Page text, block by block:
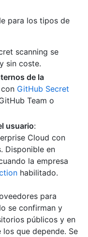
para los tipos de
scanning se
sin coste.
de la
GitHub Secret
Team o
usuario:
Cloud con
Disponible en
la empresa
habilitado.
para
se confirman y
públicos y en
que depende. Se